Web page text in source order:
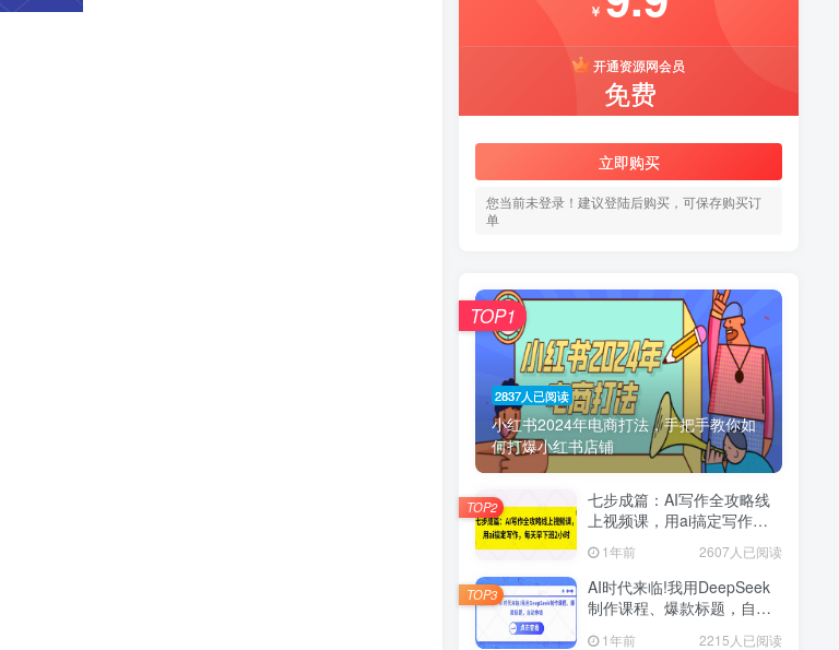
￥
开通资源网会员
免费
立即购买
您当前未登录！建议登陆后购买，可保存购买订
单
2837人已阅读
小红书2024年电商打法，手把手教你如
何打爆小红书店铺
TOP1
七步成篇：AI写作全攻略线
上视频课，用ai搞定写作，
每天早下班2小时
1年前 2607人已阅读
TOP2
AI时代来临!我用DeepSeek
制作课程、爆款标题，自动
1年前 2215人已阅读
TOP3